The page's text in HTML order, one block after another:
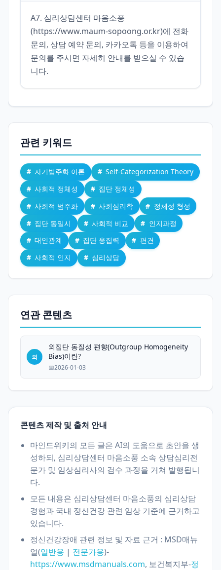
A7. 심리상담센터 마음소풍
(https://www.maum-sopoong.or.kr)에 전화
문의, 상담 예약 문의, 카카오톡 등을 이용하여
문의를 주시면 자세히 안내를 받으실 수 있습
니다.
관련 키워드
자기범주화 이론
Self-Categorization Theory
사회적 정체성
집단 정체성
사회적 범주화
사회심리학
정체성 형성
집단 동일시
사회적 비교
인지과정
대인관계
집단 응집력
편견
사회적 인지
심리상담
연관 콘텐츠
외
외집단 동질성 편향(Outgroup Homogeneity
Bias)이란?
2026-01-03
콘텐츠 제작 및 출처 안내
마인드위키의 모든 글은 AI의 도움으로 초안을 생
성하되, 심리상담센터 마음소풍 소속 상담심리전
문가 및 임상심리사의 검수 과정을 거쳐 발행됩니
다.
모든 내용은 심리상담센터 마음소풍의 심리상담
경험과 국내 정신건강 관련 임상 기준에 근거하고
있습니다.
정신건강장애 관련 정보 및 자료 근거 : MSD매뉴
얼(일반용 | 전문가용)-
https://www.msdmanuals.com, 보건복지부-정